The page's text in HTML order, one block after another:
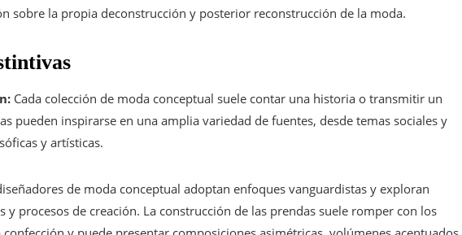
sobre la propia deconstrucción y posterior reconstrucción de la moda.
Cada colección de moda conceptual suele contar una historia o transmitir un
pueden inspirarse en una amplia variedad de fuentes, desde temas sociales y
y artísticas.
de moda conceptual adoptan enfoques vanguardistas y exploran
y procesos de creación. La construcción de las prendas suele romper con los